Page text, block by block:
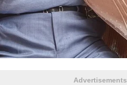
Advertisements